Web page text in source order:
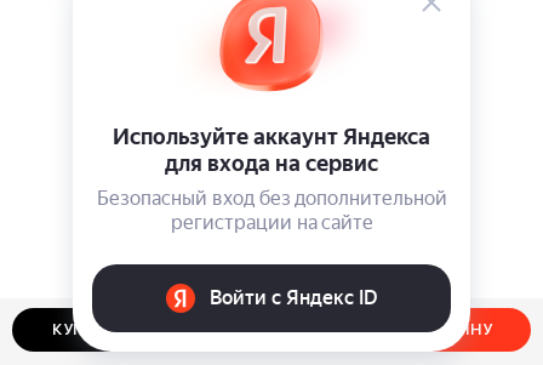
КУПИТЬ В ОДИН КЛИК ДОБАВИТЬ В КОРЗИНУ